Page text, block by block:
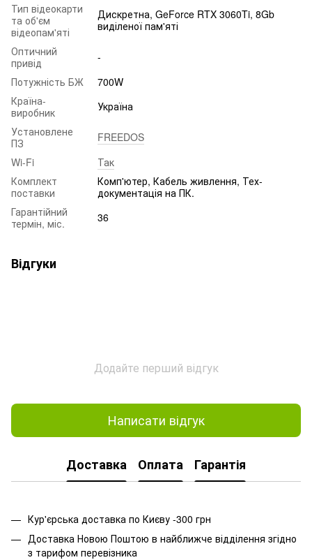
Тип відеокарти
та об'єм
відеопам'яті
Дискретна, GeForce RTX 3060Ti, 8Gb
виділеної пам'яті
Оптичний
привід
-
Потужність БЖ
700W
Країна-
виробник
Україна
Установлене
ПЗ
FREEDOS
Wi-Fi
Так
Комплект
поставки
Комп'ютер, Кабель живлення, Тех-
документація на ПК.
Гарантійний
термін, міс.
36
Відгуки
Додайте перший відгук
Написати відгук
Доставка Оплата Гарантія
Кур'єрська доставка по Києву -300 грн
Доставка Новою Поштою в найближче відділення згідно
з тарифом перевізника